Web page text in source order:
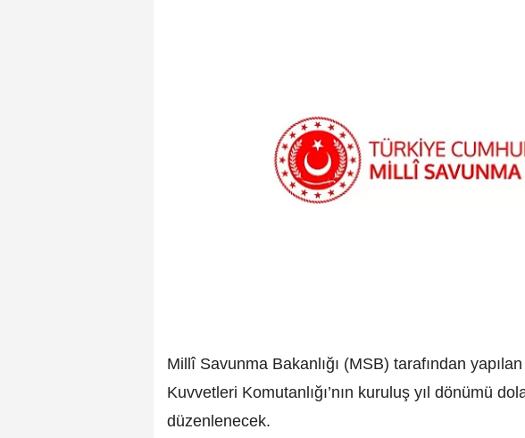
Millî Savunma Bakanlığı (MSB) tarafından
Kuvvetleri Komutanlığı’nın kuruluş yıl dönümü
düzenlenecek.